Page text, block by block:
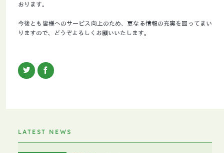
おります。
今後とも皆様へのサービス向上のため、更なる情報の充実を図ってまい
りますので、どうぞよろしくお願いいたします。
LATEST NEWS